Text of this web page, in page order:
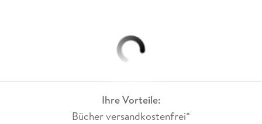
Ihre Vorteile:
Bücher versandkostenfrei*